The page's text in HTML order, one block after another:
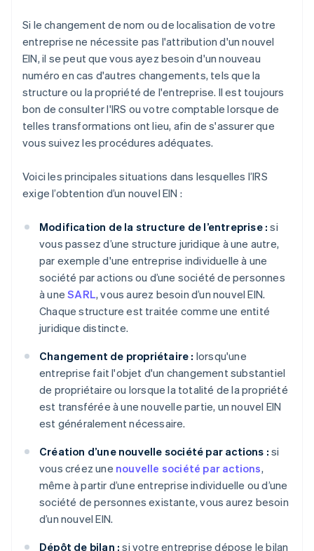
Si le changement de nom ou de localisation de votre
entreprise ne nécessite pas l'attribution d'un nouvel
EIN, il se peut que vous ayez besoin d'un nouveau
numéro en cas d'autres changements, tels que la
structure ou la propriété de l'entreprise. Il est toujours
bon de consulter l'IRS ou votre comptable lorsque de
telles transformations ont lieu, afin de s'assurer que
vous suivez les procédures adéquates.
Voici les principales situations dans lesquelles l’IRS
exige l’obtention d’un nouvel EIN :
Modification de la structure de l’entreprise : si
vous passez d’une structure juridique à une autre,
par exemple d'une entreprise individuelle à une
société par actions ou d’une société de personnes
à uneSARL, vous aurez besoin d’un nouvel EIN.
Chaque structure est traitée comme une entité
juridique distincte.
Changement de propriétaire : lorsqu'une
entreprise fait l'objet d'un changement substantiel
de propriétaire ou lorsque la totalité de la propriété
est transférée à une nouvelle partie, un nouvel EIN
est généralement nécessaire.
Création d’une nouvelle société par actions : si
vous créez une nouvelle société par actions,
même à partir d’une entreprise individuelle ou d’une
société de personnes existante, vous aurez besoin
d’un nouvel EIN.
Dépôt de bilan : si votre entreprise dépose le bilan